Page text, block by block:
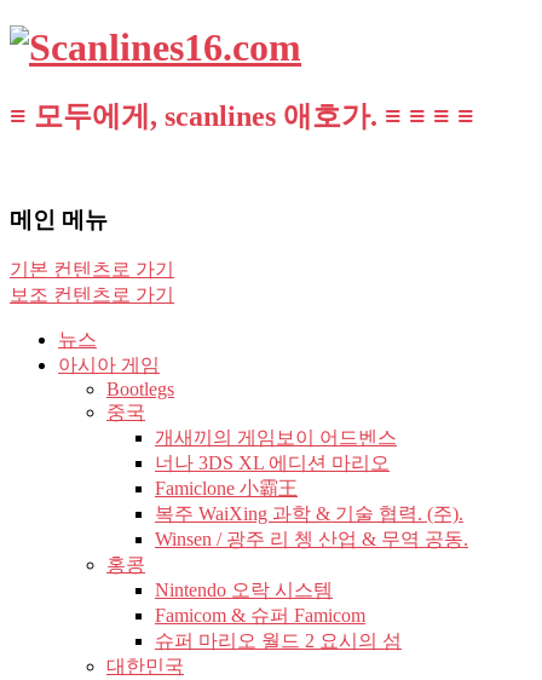
≡ 모두에게, scanlines 애호가. ≡ ≡ ≡ ≡
메인 메뉴
기본 컨텐츠로 가기
보조 컨텐츠로 가기
뉴스
아시아 게임
Bootlegs
중국
개새끼의 게임보이 어드벤스
너나 3DS XL 에디션 마리오
Famiclone 小霸王
복주 WaiXing 과학 & 기술 협력. (주).
Winsen / 광주 리 쳉 산업 & 무역 공동.
홍콩
Nintendo 오락 시스템
Famicom & 슈퍼 Famicom
슈퍼 마리오 월드 2 요시의 섬
대한민국